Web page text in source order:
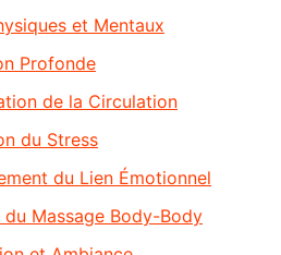
et Mentaux
Profonde
de la Circulation
du Stress
du Lien Émotionnel
du Massage Body-Body